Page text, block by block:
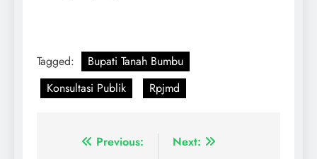
Tagged:
Bupati Tanah Bumbu
Konsultasi Publik
Rpjmd
Previous:
Next: